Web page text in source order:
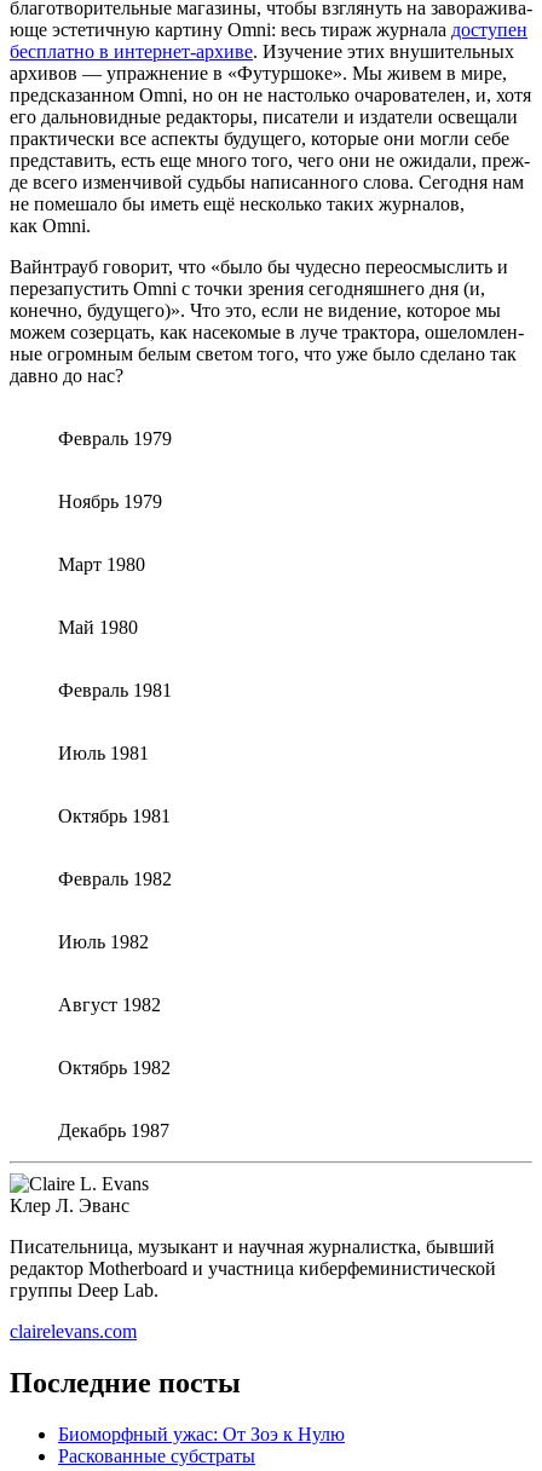
бла­го­тво­ри­тель­ные мага­зи­ны, что­бы взгля­нуть на заво­ра­жи­ва­
ю­ще эсте­тич­ную кар­ти­ну Omni: весь тираж жур­на­ла досту­пен
бес­плат­но в интер­нет-архи­ве. Изу­че­ние этих вну­ши­тель­ных
архи­вов — упраж­не­ние в «Футур­шо­ке». Мы живем в мире,
пред­ска­зан­ном Omni, но он не настоль­ко оча­ро­ва­те­лен, и, хотя
его даль­но­вид­ные редак­то­ры, писа­те­ли и изда­те­ли осве­ща­ли
прак­ти­че­ски все аспек­ты буду­ще­го, кото­рые они мог­ли себе
пред­ста­вить, есть еще мно­го того, чего они не ожи­да­ли, преж­
де все­го измен­чи­вой судь­бы напи­сан­но­го сло­ва. Сего­дня нам
не поме­ша­ло бы иметь ещё несколь­ко таких жур­на­лов,
как Omni.
Вайн­трауб гово­рит, что «было бы чудес­но пере­осмыс­лить и
пере­за­пу­стить Omni с точ­ки зре­ния сего­дняш­не­го дня (и,
конеч­но, буду­ще­го)». Что это, если не виде­ние, кото­рое мы
можем созер­цать, как насе­ко­мые в луче трак­то­ра, оше­лом­лен­
ные огром­ным белым све­том того, что уже было сде­ла­но так
дав­но до нас?
Фев­раль 1979
Ноябрь 1979
Март 1980
Май 1980
Фев­раль 1981
Июль 1981
Октябрь 1981
Фев­раль 1982
Июль 1982
Август 1982
Октябрь 1982
Декабрь 1987
Клер Л. Эванс
Писа­тель­ни­ца, музы­кант и науч­ная жур­на­лист­ка, быв­ший
редак­тор Motherboard и участ­ни­ца кибер­фе­ми­ни­сти­че­ской
груп­пы Deep Lab.
clairelevans.com
Последние посты
Биоморфный ужас: От Зоэ к Нулю
Раскованные субстраты